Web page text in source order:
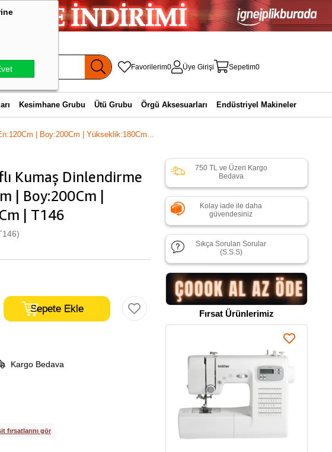
Favorilerim0 Üye Girişi Sepetim0
Kesimhane Grubu Ütü Grubu Örgü Aksesuarları Endüstriyel Makineler
| Boy:200Cm | Yükseklik:180Cm...
Kumaş Dinlendirme
| Boy:200Cm |
| T146
Kargo Bedava
fırsatlarını gör
750 TL ve Üzeri Kargo
Bedava
Kolay iade ile daha
güvendesiniz
Sıkça Sorulan Sorular
(S.S.S)
Fırsat Ürünlerimiz